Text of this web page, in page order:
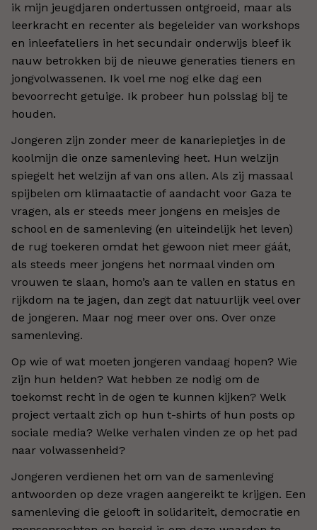
ik mijn jeugdjaren ondertussen ontgroeid, maar als
leerkracht en recenter als begeleider van workshops
en inleefateliers in het secundair onderwijs bleef ik
nauw betrokken bij de nieuwe generaties tieners en
jongvolwassenen. Ik voel me nog elke dag een
bevoorrecht getuige. Ik probeer hun polsslag bij te
houden.
Jongeren zijn zonder meer de kanariepietjes in de
koolmijn die onze samenleving heet. Hun welzijn
spiegelt het welzijn af van ons allen. Als zij massaal
spijbelen om klimaatactie of aandacht voor Gaza te
vragen, als er steeds meer jongens en meisjes de
school en de samenleving (en uiteindelijk het leven)
de rug toekeren omdat het gewoon niet meer gáát,
als steeds meer jongens het normaal vinden om
vrouwen te slaan, homo’s aan te vallen en status en
rijkdom na te jagen, dan zegt dat natuurlijk veel over
de jongeren. Maar nog meer over ons. Over onze
samenleving.
Op wie of wat moeten jongeren vandaag hopen? Wie
zijn hun helden? Wat hebben ze nodig om de
toekomst recht in de ogen te kunnen kijken? Welk
project vertaalt zich op hun t-shirts of hun posts op
sociale media? Welke verhalen vinden ze op het pad
naar volwassenheid?
Jongeren verdienen het om van de samenleving
antwoorden op deze vragen aangereikt te krijgen. Een
samenleving die gelooft in solidariteit, democratie en